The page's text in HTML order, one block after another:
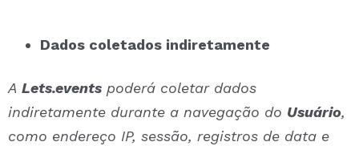
Dados coletados indiretamente
A Lets.events poderá coletar dados
indiretamente durante a navegação do Usuário,
como endereço IP, sessão, registros de data e